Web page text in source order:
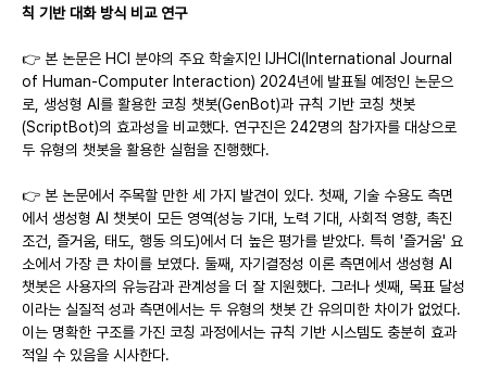
칙 기반 대화 방식 비교 연구
👉 본 논문은 HCI 분야의 주요 학술지인 IJHCI(International Journal
of Human-Computer Interaction) 2024년에 발표될 예정인 논문으
로, 생성형 AI를 활용한 코칭 챗봇(GenBot)과 규칙 기반 코칭 챗봇
(ScriptBot)의 효과성을 비교했다. 연구진은 242명의 참가자를 대상으로
두 유형의 챗봇을 활용한 실험을 진행했다.
👉 본 논문에서 주목할 만한 세 가지 발견이 있다. 첫째, 기술 수용도 측면
에서 생성형 AI 챗봇이 모든 영역(성능 기대, 노력 기대, 사회적 영향, 촉진
조건, 즐거움, 태도, 행동 의도)에서 더 높은 평가를 받았다. 특히 '즐거움' 요
소에서 가장 큰 차이를 보였다. 둘째, 자기결정성 이론 측면에서 생성형 AI
챗봇은 사용자의 유능감과 관계성을 더 잘 지원했다. 그러나 셋째, 목표 달성
이라는 실질적 성과 측면에서는 두 유형의 챗봇 간 유의미한 차이가 없었다.
이는 명확한 구조를 가진 코칭 과정에서는 규칙 기반 시스템도 충분히 효과
적일 수 있음을 시사한다.